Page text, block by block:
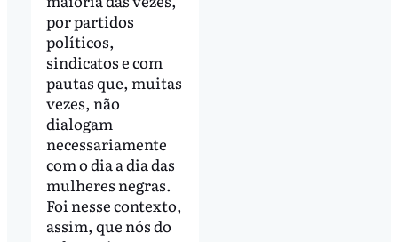
por partidos
políticos,
sindicatos e com
pautas que, muitas
vezes, não
dialogam
necessariamente
com o dia a dia das
mulheres negras.
Foi nesse contexto,
assim, que nós do